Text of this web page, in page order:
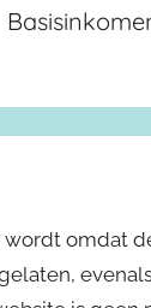
omdat